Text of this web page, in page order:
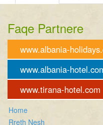
Faqe Partnere
www.albania-
www.albania-
www.tirana-hotel.com
Home
Rreth Nesh